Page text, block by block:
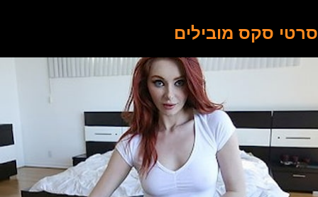
מובילים בתחום סרטי הסקס. סקס במשפחה זהו לא נושא
מדובר, אבל אם הגעת לכאן.. ייתכן שלחלומות שלך יש עתיד?
סרטוני סקס בלולה יתנו רעיונות חדשים, יגבירו את הריגוש וניתן
למצוא כאן כל סצנה אפשרית שרק עלתה לך לראש - מציצה
בסתר בין בני המשפחה, אחים חורגים מזדיינים, מוצצים, אחיות
חורגות מלקקות כוס, אמא חורגת מקבלת אנאלי, אבא חורג מזיין
בדוגי וגומר לבת על הפנים, אמא מבקשת מאבא ללמד את
הילדה לקבל זין, סבא מוצץ לנכד, נכדה מלקקת לסבתא, אורגיות
בין אחיינים ואחים חורגים - אינספור סיטואציות מחרמנות
מהחיים. מאחלים צפייה נעימה והגשת חלומות!
סרטי סקס מובילים